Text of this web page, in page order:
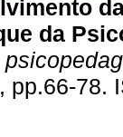
da
pp.66-78.